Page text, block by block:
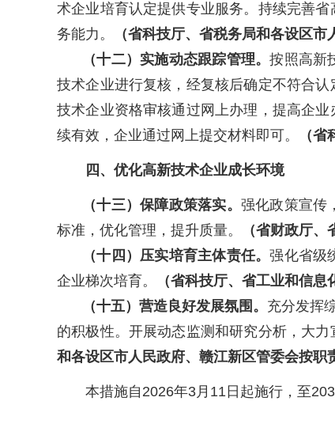
术企业培育认定提供专业服务。持续完善
务能力。
（省科技厅、省税务局和各设区
（十二）实施动态跟踪管理。按照高新
技术企业进行复核，经复核后确定不符合
技术企业资格审核通过网上办理，提高企
续有效，企业通过网上提交材料即可。
（
四、优化高新技术企业成长环境
（十三）保障政策落实。 强化政策宣传
标准，优化管理，提升质量。
（省财政厅
（十四）压实培育主体责任。强化省级
企业梯次培育。
（省科技厅、省工业和信
（十五）营造良好发展氛围。 充分发挥
的积极性。开展动态监测和研究分析，大
和各设区市人民政府、赣江新区管委会按职
本措施自2026年3月11日起施行，至